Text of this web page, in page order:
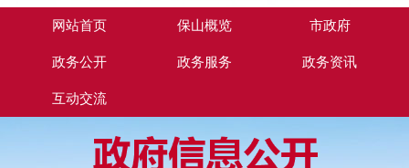
网站首页 保山概览 市政府
政务公开 政务服务 政务资讯
互动交流